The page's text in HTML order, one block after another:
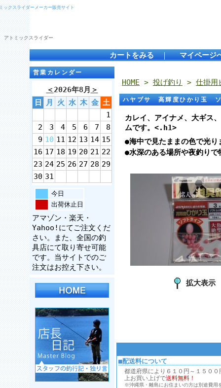
ックスライダーメーカー販売サイト
トミックスライダー
カートをみる ｜ マイページ
営業カレンダー
＜2026年8月 ＞
日
月 火 水 木 金 土
1
2
3 4 5 6 7
8
9 10 11 12 13 14 15
16 17 18 19 20 21 22
23 24 25 26 27 28 29
30 31
今日
出荷休止日
アマゾン・楽天・
Yahoo!にてご注文くだ
さい。また、全国の釣
具店にて取り寄せ可能
です。当サイトでのご
注文はお控え下さい。
HOME > 投げ釣り > 仕掛用
ハヤブサ 高輝度ひかり玉
カレイ、アイナメ、大ギス
ムです。<.h1>
●海中で見たままの色で光り
●水深のある場所や夜釣り
拡大表示
■配送料について
都道府県により６１０円～１５０
上お買い上げで送料無料！
※沖縄県・離島にお住まいの方は別途費用